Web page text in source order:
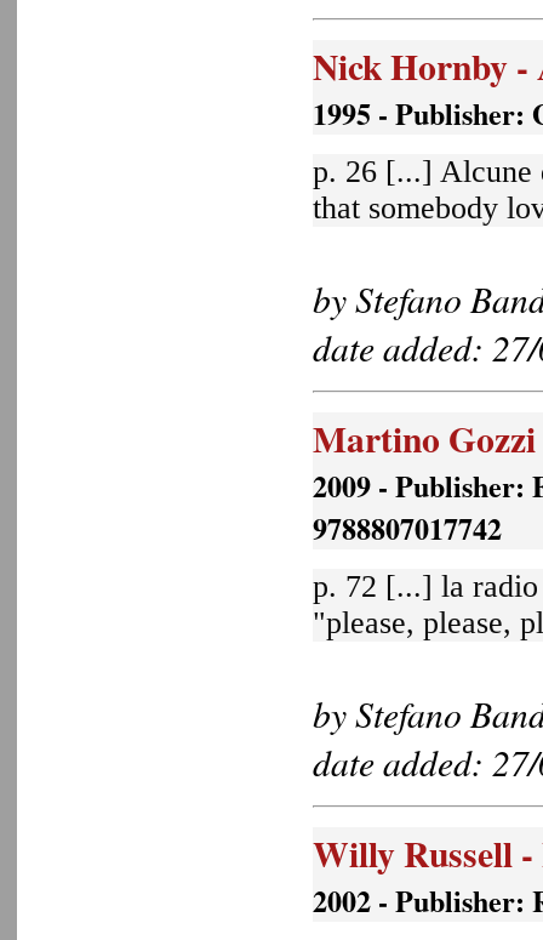
Nick Hornby -
1995 - Publisher:
p. 26 [...] Alcune
that somebody
by Stefano
date added:
Martino Gozzi
2009 - Publisher:
9788807017742
p. 72 [...] la radio
"please, please,
by Stefano
date added:
Willy Russell -
2002 - Publisher: